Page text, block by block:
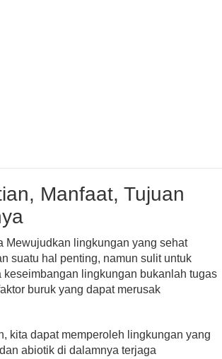
Manfaat, Tujuan
Mewujudkan lingkungan yang sehat
suatu hal penting, namun sulit untuk
lingkungan bukanlah tugas
buruk yang dapat merusak
kita dapat memperoleh lingkungan yang
abiotik di dalamnya terjaga